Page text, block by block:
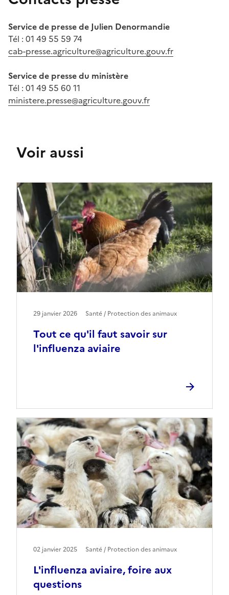
Service de presse de Julien Denormandie
Tél : 01 49 55 59 74
cab-presse.agriculture@agriculture.gouv.fr
Service de presse du ministère
Tél : 01 49 55 60 11
ministere.presse@agriculture.gouv.fr
Voir aussi
Tout ce qu'il faut savoir sur
l'influenza aviaire
29 janvier 2026 Santé / Protection des animaux
L'influenza aviaire, foire aux
questions
02 janvier 2025 Santé / Protection des animaux